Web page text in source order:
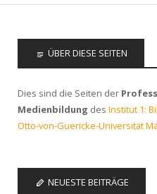
ÜBER DIESE SEITEN
Dies sind die Seiten der
Medienbildung des Institut 1:
Otto-von-Guericke-Universität
NEUESTE BEITRÄGE